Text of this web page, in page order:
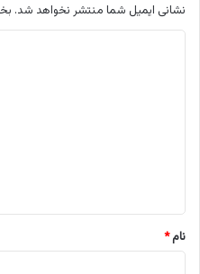
نشانی ایمیل شما منتشر نخواهد شد.
نام*